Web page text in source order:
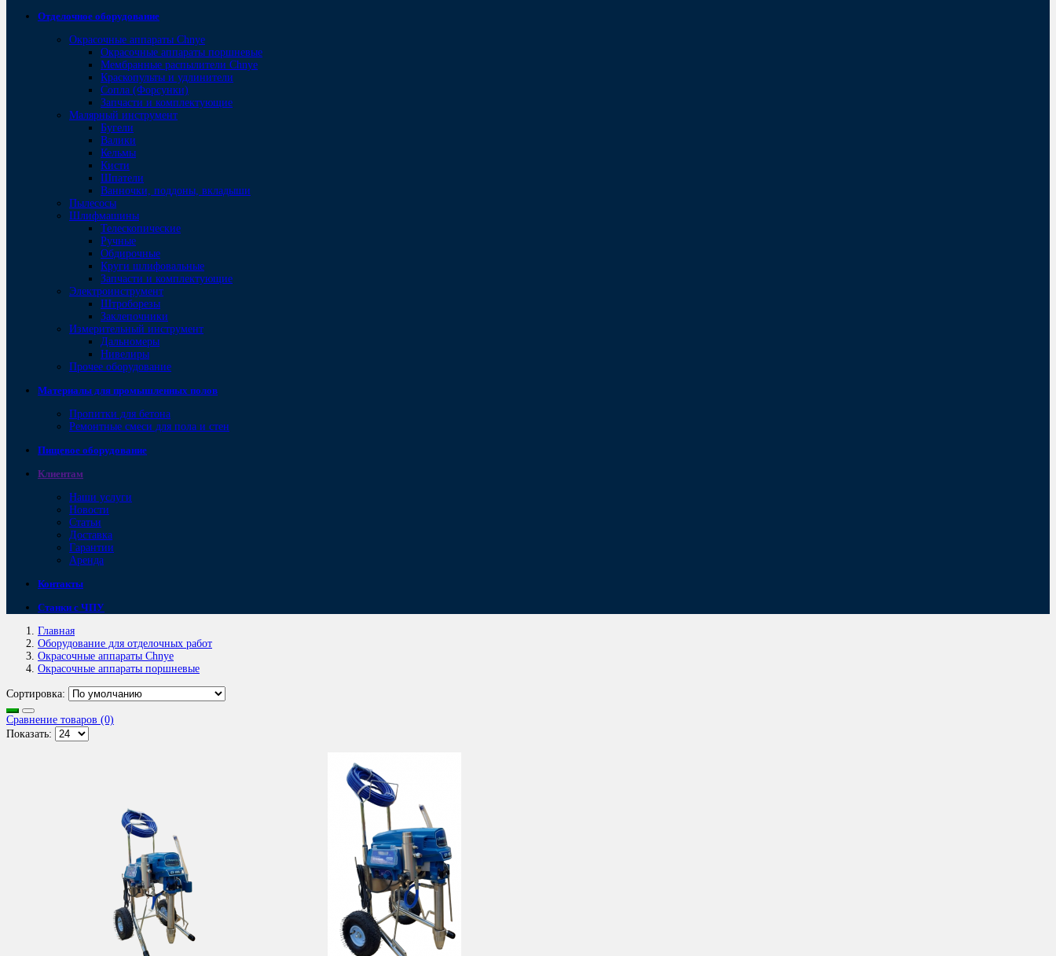
Отделочное оборудование
Окрасочные аппараты Chnye
Окрасочные аппараты поршневые
Мембранные распылители Chnye
Краскопульты и удлинители
Сопла (Форсунки)
Запчасти и комплектующие
Малярный инструмент
Бугели
Валики
Кельмы
Кисти
Шпатели
Ванночки, поддоны, вкладыши
Пылесосы
Шлифмашины
Телескопические
Ручные
Обдирочные
Круги шлифовальные
Запчасти и комплектующие
Электроинструмент
Штроборезы
Заклепочники
Измерительный инструмент
Дальномеры
Нивелиры
Прочее оборудование
Материалы для промышленных полов
Пропитки для бетона
Ремонтные смеси для пола и стен
Пищевое оборудование
Клиентам
Наши услуги
Новости
Статьи
Доставка
Гарантии
Аренда
Контакты
Станки с ЧПУ
Главная
Оборудование для отделочных работ
Окрасочные аппараты Chnye
Окрасочные аппараты поршневые
Сортировка:
Сравнение товаров (0)
Показать: